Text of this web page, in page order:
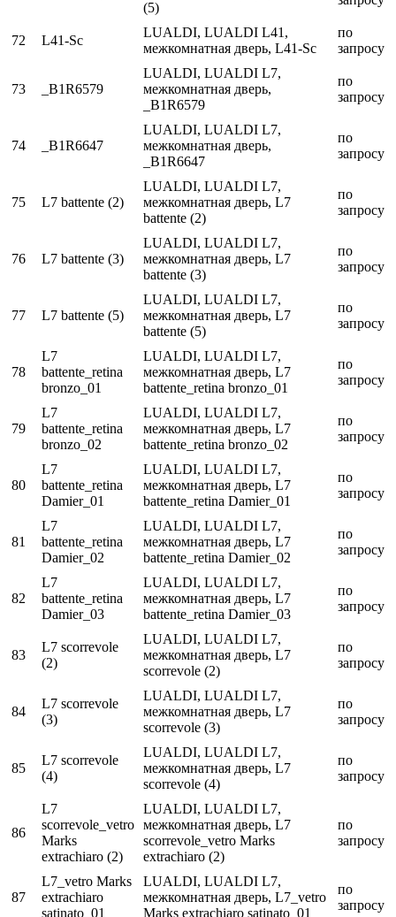
(5)
72 L41-Sc
LUALDI, LUALDI L41,
межкомнатная дверь, L41-Sc
по
запросу
73 _B1R6579
LUALDI, LUALDI L7,
межкомнатная дверь,
_B1R6579
по
запросу
74 _B1R6647
LUALDI, LUALDI L7,
межкомнатная дверь,
_B1R6647
по
запросу
75 L7 battente (2)
LUALDI, LUALDI L7,
межкомнатная дверь, L7
battente (2)
по
запросу
76 L7 battente (3)
LUALDI, LUALDI L7,
межкомнатная дверь, L7
battente (3)
по
запросу
77 L7 battente (5)
LUALDI, LUALDI L7,
межкомнатная дверь, L7
battente (5)
по
запросу
78
L7
battente_retina
bronzo_01
LUALDI, LUALDI L7,
межкомнатная дверь, L7
battente_retina bronzo_01
по
запросу
79
L7
battente_retina
bronzo_02
LUALDI, LUALDI L7,
межкомнатная дверь, L7
battente_retina bronzo_02
по
запросу
80
L7
battente_retina
Damier_01
LUALDI, LUALDI L7,
межкомнатная дверь, L7
battente_retina Damier_01
по
запросу
81
L7
battente_retina
Damier_02
LUALDI, LUALDI L7,
межкомнатная дверь, L7
battente_retina Damier_02
по
запросу
82
L7
battente_retina
Damier_03
LUALDI, LUALDI L7,
межкомнатная дверь, L7
battente_retina Damier_03
по
запросу
83
L7 scorrevole
(2)
LUALDI, LUALDI L7,
межкомнатная дверь, L7
scorrevole (2)
по
запросу
84
L7 scorrevole
(3)
LUALDI, LUALDI L7,
межкомнатная дверь, L7
scorrevole (3)
по
запросу
85
L7 scorrevole
(4)
LUALDI, LUALDI L7,
межкомнатная дверь, L7
scorrevole (4)
по
запросу
86
L7
scorrevole_vetro
Marks
extrachiaro (2)
LUALDI, LUALDI L7,
межкомнатная дверь, L7
scorrevole_vetro Marks
extrachiaro (2)
по
запросу
87
L7_vetro Marks
extrachiaro
satinato_01
LUALDI, LUALDI L7,
межкомнатная дверь, L7_vetro
Marks extrachiaro satinato_01
по
запросу